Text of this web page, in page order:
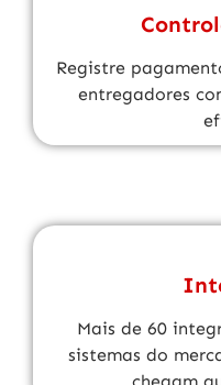
Registre
entregadores
Mais de 60
sistemas do